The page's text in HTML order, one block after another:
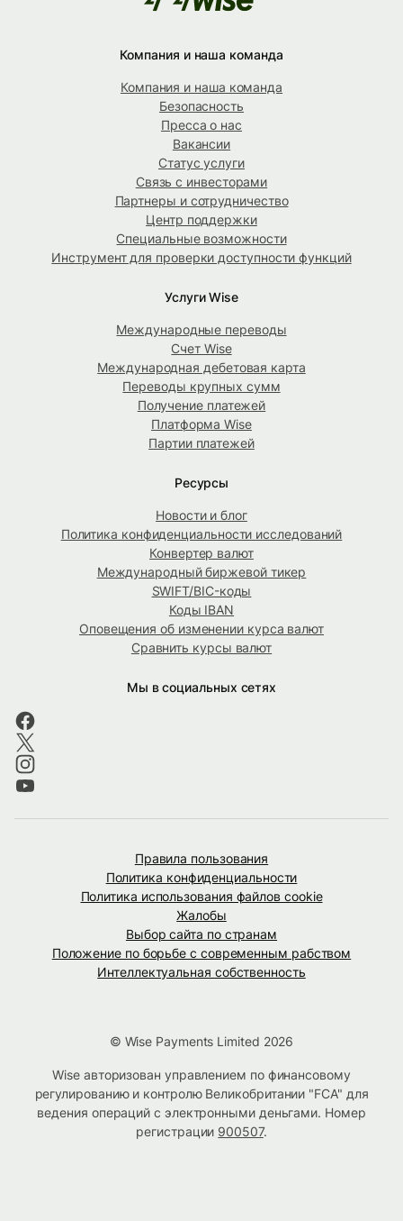
Компания и наша команда
Компания и наша команда
Безопасность
Пресса о нас
Вакансии
Статус услуги
Связь с инвесторами
Партнеры и сотрудничество
Центр поддержки
Специальные возможности
Инструмент для проверки доступности функций
Услуги Wise
Международные переводы
Счет Wise
Международная дебетовая карта
Переводы крупных сумм
Получение платежей
Платформа Wise
Партии платежей
Ресурсы
Новости и блог
Политика конфиденциальности исследований
Конвертер валют
Международный биржевой тикер
SWIFT/BIC-коды
Коды IBAN
Оповещения об изменении курса валют
Сравнить курсы валют
Мы в социальных сетях
Правила пользования
Политика конфиденциальности
Политика использования файлов cookie
Жалобы
Выбор сайта по странам
Положение по борьбе с современным рабством
Интеллектуальная собственность
© Wise Payments Limited 2026
Wise авторизован управлением по финансовому
регулированию и контролю Великобритании "FCA" для
ведения операций с электронными деньгами. Номер
регистрации 900507.